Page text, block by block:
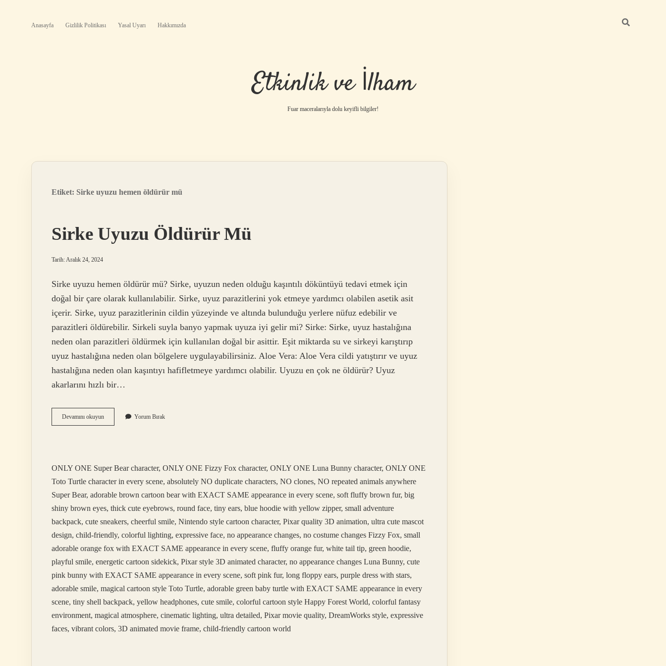
Anasayfa Gizlilik Politikası Yasal Uyarı Hakkımızda
Etkinlik ve İlham
Fuar maceralarıyla dolu keyifli bilgiler!
Etiket: Sirke uyuzu hemen öldürür mü
Sirke Uyuzu Öldürür Mü
Tarih: Aralık 24, 2024
Sirke uyuzu hemen öldürür mü? Sirke, uyuzun neden olduğu kaşıntılı döküntüyü tedavi etmek için
doğal bir çare olarak kullanılabilir. Sirke, uyuz parazitlerini yok etmeye yardımcı olabilen asetik asit
içerir. Sirke, uyuz parazitlerinin cildin yüzeyinde ve altında bulunduğu yerlere nüfuz edebilir ve
parazitleri öldürebilir. Sirkeli suyla banyo yapmak uyuza iyi gelir mi? Sirke: Sirke, uyuz hastalığına
neden olan parazitleri öldürmek için kullanılan doğal bir asittir. Eşit miktarda su ve sirkeyi karıştırıp
uyuz hastalığına neden olan bölgelere uygulayabilirsiniz. Aloe Vera: Aloe Vera cildi yatıştırır ve uyuz
hastalığına neden olan kaşıntıyı hafifletmeye yardımcı olabilir. Uyuzu en çok ne öldürür? Uyuz
akarlarını hızlı bir…
Devamını okuyunSirke
Uyuzu
Yorum Bırak
ONLY ONE Super Bear character, ONLY ONE Fizzy Fox character, ONLY ONE Luna Bunny character, ONLY ONE
Toto Turtle character in every scene, absolutely NO duplicate characters, NO clones, NO repeated animals anywhere
Super Bear, adorable brown cartoon bear with EXACT SAME appearance in every scene, soft fluffy brown fur, big
shiny brown eyes, thick cute eyebrows, round face, tiny ears, blue hoodie with yellow zipper, small adventure
backpack, cute sneakers, cheerful smile, Nintendo style cartoon character, Pixar quality 3D animation, ultra cute mascot
design, child-friendly, colorful lighting, expressive face, no appearance changes, no costume changes Fizzy Fox, small
adorable orange fox with EXACT SAME appearance in every scene, fluffy orange fur, white tail tip, green hoodie,
playful smile, energetic cartoon sidekick, Pixar style 3D animated character, no appearance changes Luna Bunny, cute
pink bunny with EXACT SAME appearance in every scene, soft pink fur, long floppy ears, purple dress with stars,
adorable smile, magical cartoon style Toto Turtle, adorable green baby turtle with EXACT SAME appearance in every
scene, tiny shell backpack, yellow headphones, cute smile, colorful cartoon style Happy Forest World, colorful fantasy
environment, magical atmosphere, cinematic lighting, ultra detailed, Pixar movie quality, DreamWorks style, expressive
faces, vibrant colors, 3D animated movie frame, child-friendly cartoon world